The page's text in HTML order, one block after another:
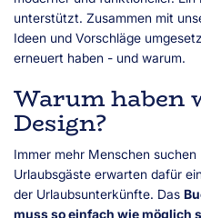
unterstützt. Zusammen mit
Ideen und Vorschläge
erneuert haben - und warum.
Warum haben
Design?
Immer mehr Menschen
Urlaubsgäste erwarten dafür
der Urlaubsunterkünfte. Das
muss so einfach wie möglich